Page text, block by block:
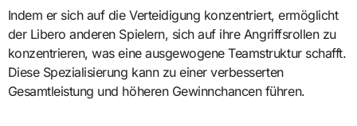
Indem er sich auf die Verteidigung konzentriert, ermöglicht
der Libero anderen Spielern, sich auf ihre Angriffsrollen zu
konzentrieren, was eine ausgewogene Teamstruktur schafft.
Diese Spezialisierung kann zu einer verbesserten
Gesamtleistung und höheren Gewinnchancen führen.